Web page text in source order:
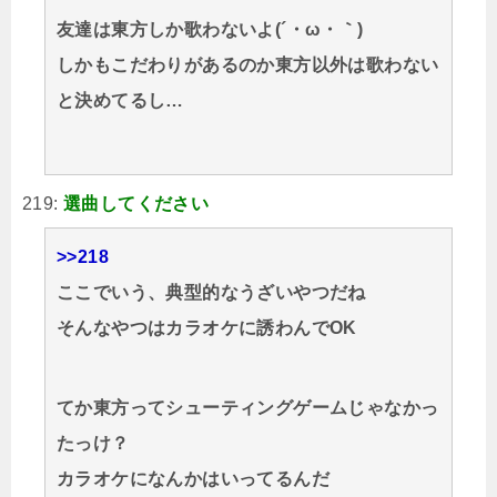
友達は東方しか歌わないよ(´・ω・｀)
しかもこだわりがあるのか東方以外は歌わない
と決めてるし…
219: 選曲してください
>>218
ここでいう、典型的なうざいやつだね
そんなやつはカラオケに誘わんでOK
てか東方ってシューティングゲームじゃなかっ
たっけ？
カラオケになんかはいってるんだ